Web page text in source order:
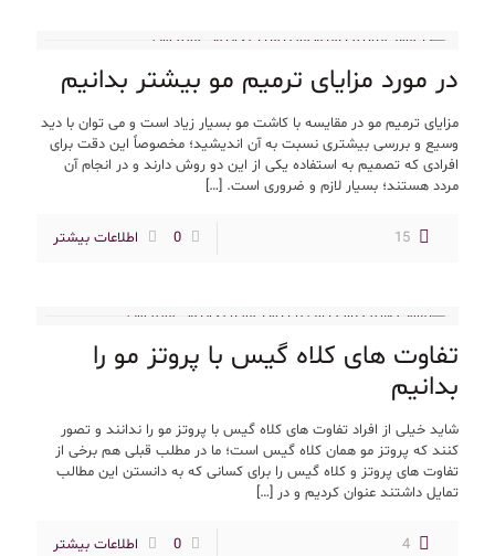
در مورد مزایای ترمیم مو بیشتر بدانیم
مزایای ترمیم مو در مقایسه با کاشت مو بسیار زیاد است و می توان با دید
وسیع و بررسی بیشتری نسبت به آن اندیشید؛ مخصوصاً این دقت برای
افرادی که تصمیم به استفاده یکی از این دو روش دارند و در انجام آن
مردد هستند؛ بسیار لازم و ضروری است. […]
15
0 اطلاعات بیشتر
تفاوت های کلاه گیس با پروتز مو را
بدانیم
شاید خیلی از افراد تفاوت های کلاه گیس با پروتز مو را ندانند و تصور
کنند که پروتز مو همان کلاه گیس است؛ ما در مطلب قبلی هم برخی از
تفاوت های پروتز و کلاه گیس را برای کسانی که به دانستن این مطالب
تمایل داشتند عنوان کردیم و در […]
4
0 اطلاعات بیشتر